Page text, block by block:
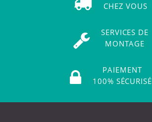
CHEZ VOUS
SERVICES DE
MONTAGE
PAIEMENT
100% SÉCURISÉ